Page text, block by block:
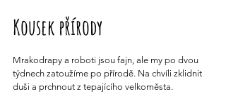
Kousek přírody
Mrakodrapy a roboti jsou fajn, ale my po dvou
týdnech zatoužíme po přírodě. Na chvíli zklidnit
duši a prchnout z tepajícího velkoměsta.